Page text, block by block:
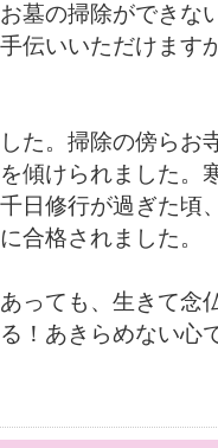
墓の掃除ができな
伝いいただけます
た。掃除の傍らお
傾けられました。
日修行が過ぎた頃
合格されました。
っても、生きて念
！あきらめない心